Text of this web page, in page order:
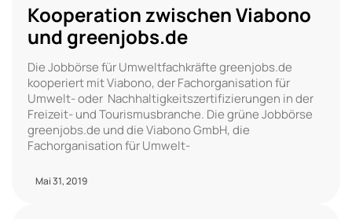
Kooperation zwischen Viabono
und greenjobs.de
Die Jobbörse für Umweltfachkräfte greenjobs.de
kooperiert mit Viabono, der Fachorganisation für
Umwelt- oder Nachhaltigkeitszertifizierungen in der
Freizeit- und Tourismusbranche. Die grüne Jobbörse
greenjobs.de und die Viabono GmbH, die
Fachorganisation für Umwelt-
Mai 31, 2019